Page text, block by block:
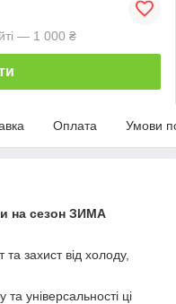
— 1 000 ₴
Оплата Умови
на сезон ЗИМА
захист від холоду,
універсальності ці